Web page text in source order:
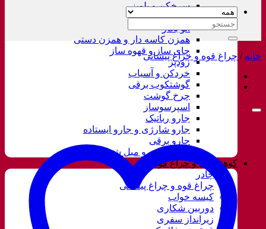
سرخکن و پلوپز
غذاساز
اتو بخار
همزن کاسه دار و همزن دستی
چای ساز و قهوه ساز
زودپز
خردکن و آسیاب
گوشتکوب برقی
چرخ گوشت
اسپرسوساز
جارو رباتیک
جارو شارژی و جارو ایستاده
جارو برقی
فرش شور و مبل شور
کوهنوردی و چراغ قوه
چادر
چراغ قوه و چراغ پیشانی
کیسه خواب
دوربین شکاری
زیرانداز سفری
جستجو
خانه / چراغ قوه و چراغ پیشانی